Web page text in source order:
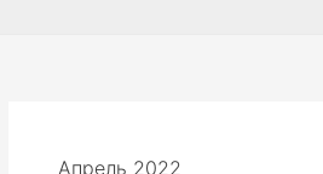
Апрель 2022